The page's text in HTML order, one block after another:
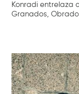
Konradi entrelaza
Granados,